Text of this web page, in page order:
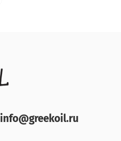
info@greekoil.ru